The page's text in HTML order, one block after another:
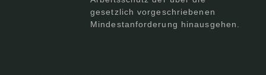
gesetzlich vorgeschriebenen
Mindestanforderung hinausgehen.